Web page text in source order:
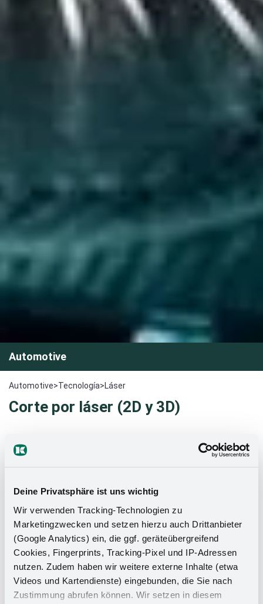
Deine Privatsphäre ist uns wichtig
Wir verwenden Tracking-Technologien zu
Marketingzwecken und setzen hierzu auch Drittanbieter
(Google Analytics) ein, die ggf. geräteübergreifend
Cookies, Fingerprints, Tracking-Pixel und IP-Adressen
nutzen. Zudem haben wir weitere externe Inhalte (etwa
Videos und Kartendienste) eingebunden, die Sie nach
Zustimmung abrufen können. Wir setzen in diesem
Automotive
Automotive>Tecnología>Láser
Corte por láser (2D y 3D)
generación, podemos cortar materiales como acero,
acero inoxidable, aluminio, cobre y latón con precisión y
dulce, 12 mm de acero inoxidable, 6 mm de aluminio, 5 mm
de cobre y 10 mm de latón.
El formato de la chapa es de 1500 x 3000 mm (formato
grande). Los ámbitos de aplicación de nuestro corte por
láser 2D son diversos. opciones de fabricación Debido a
nuestra , el corte por láser 2D se utiliza sobre todo para
prototipos y series pequeñas.